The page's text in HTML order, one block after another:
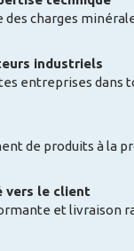
des charges
industriels
entreprises dans
de produits à la
vers le client
et livraison